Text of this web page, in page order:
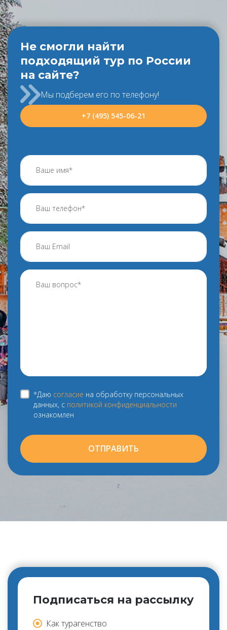
Не смогли найти
подходящий тур по России
на сайте?
Мы подберем его по телефону!
+7 (495) 545-06-21
*Даю согласие на обработку персональных
данных, с политикой конфиденциальности
ознакомлен
ОТПРАВИТЬ
Подписаться на рассылку
Как турагенство